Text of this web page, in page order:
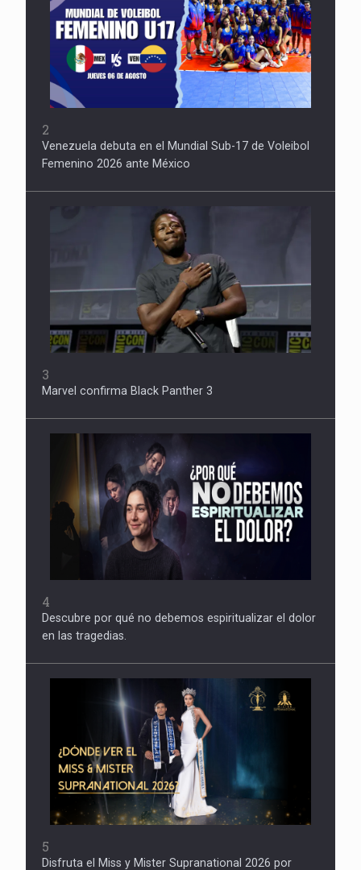
2
Venezuela debuta en el Mundial Sub-17 de Voleibol
Femenino 2026 ante México
3
Marvel confirma Black Panther 3
4
Descubre por qué no debemos espiritualizar el dolor
en las tragedias.
5
Disfruta el Miss y Mister Supranational 2026 por